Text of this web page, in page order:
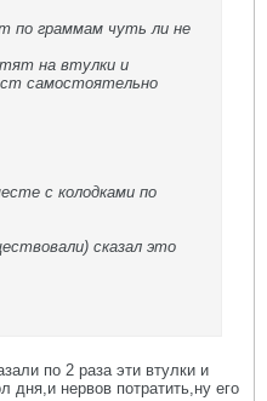
по граммам чуть ли не
на втулки и
самостоятельно
с колодками по
сказал это
по 2 раза эти втулки и
дня,и нервов потратить,ну его